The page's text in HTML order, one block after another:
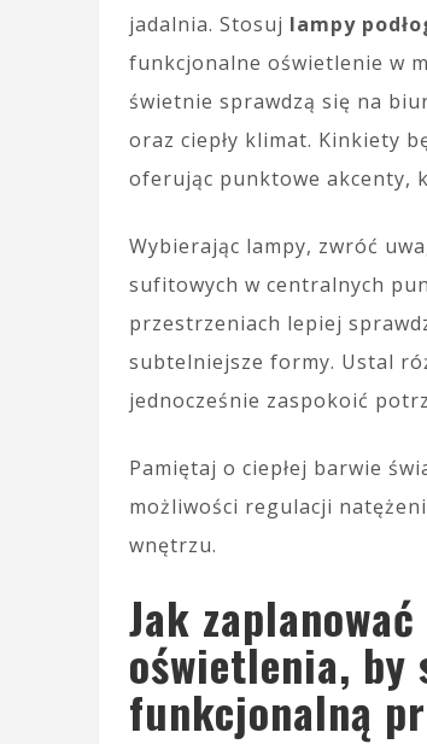
jadalnia. Stosuj lampy
funkcjonalne oświetlenie w
świetnie sprawdzą się na
oraz ciepły klimat. Kinkiety
oferując punktowe akcenty,
Wybierając lampy, zwróć
sufitowych w centralnych
przestrzeniach lepiej
subtelniejsze formy. Ustal
jednocześnie zaspokoić
Pamiętaj o ciepłej barwie
możliwości regulacji
wnętrzu.
Jak
oświetlenia,
funkcjonalną